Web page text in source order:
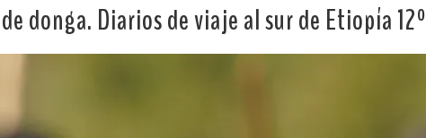
donga. Diarios de viaje al sur de Etiopía 12º